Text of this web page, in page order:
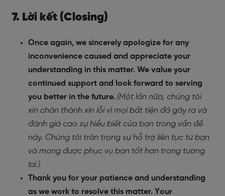
7. Lời kết (Closing)
Once again, we sincerely apologize for any
inconvenience caused and appreciate your
understanding in this matter. We value your
continued support and look forward to serving
you better in the future. (Một lần nữa, chúng tôi
xin chân thành xin lỗi vì mọi bất tiện đã gây ra và
đánh giá cao sự hiểu biết của bạn trong vấn đề
này. Chúng tôi trân trọng sự hỗ trợ liên tục từ bạn
và mong được phục vụ bạn tốt hơn trong tương
lai.)
Thank you for your patience and understanding
as we work to resolve this matter. Your